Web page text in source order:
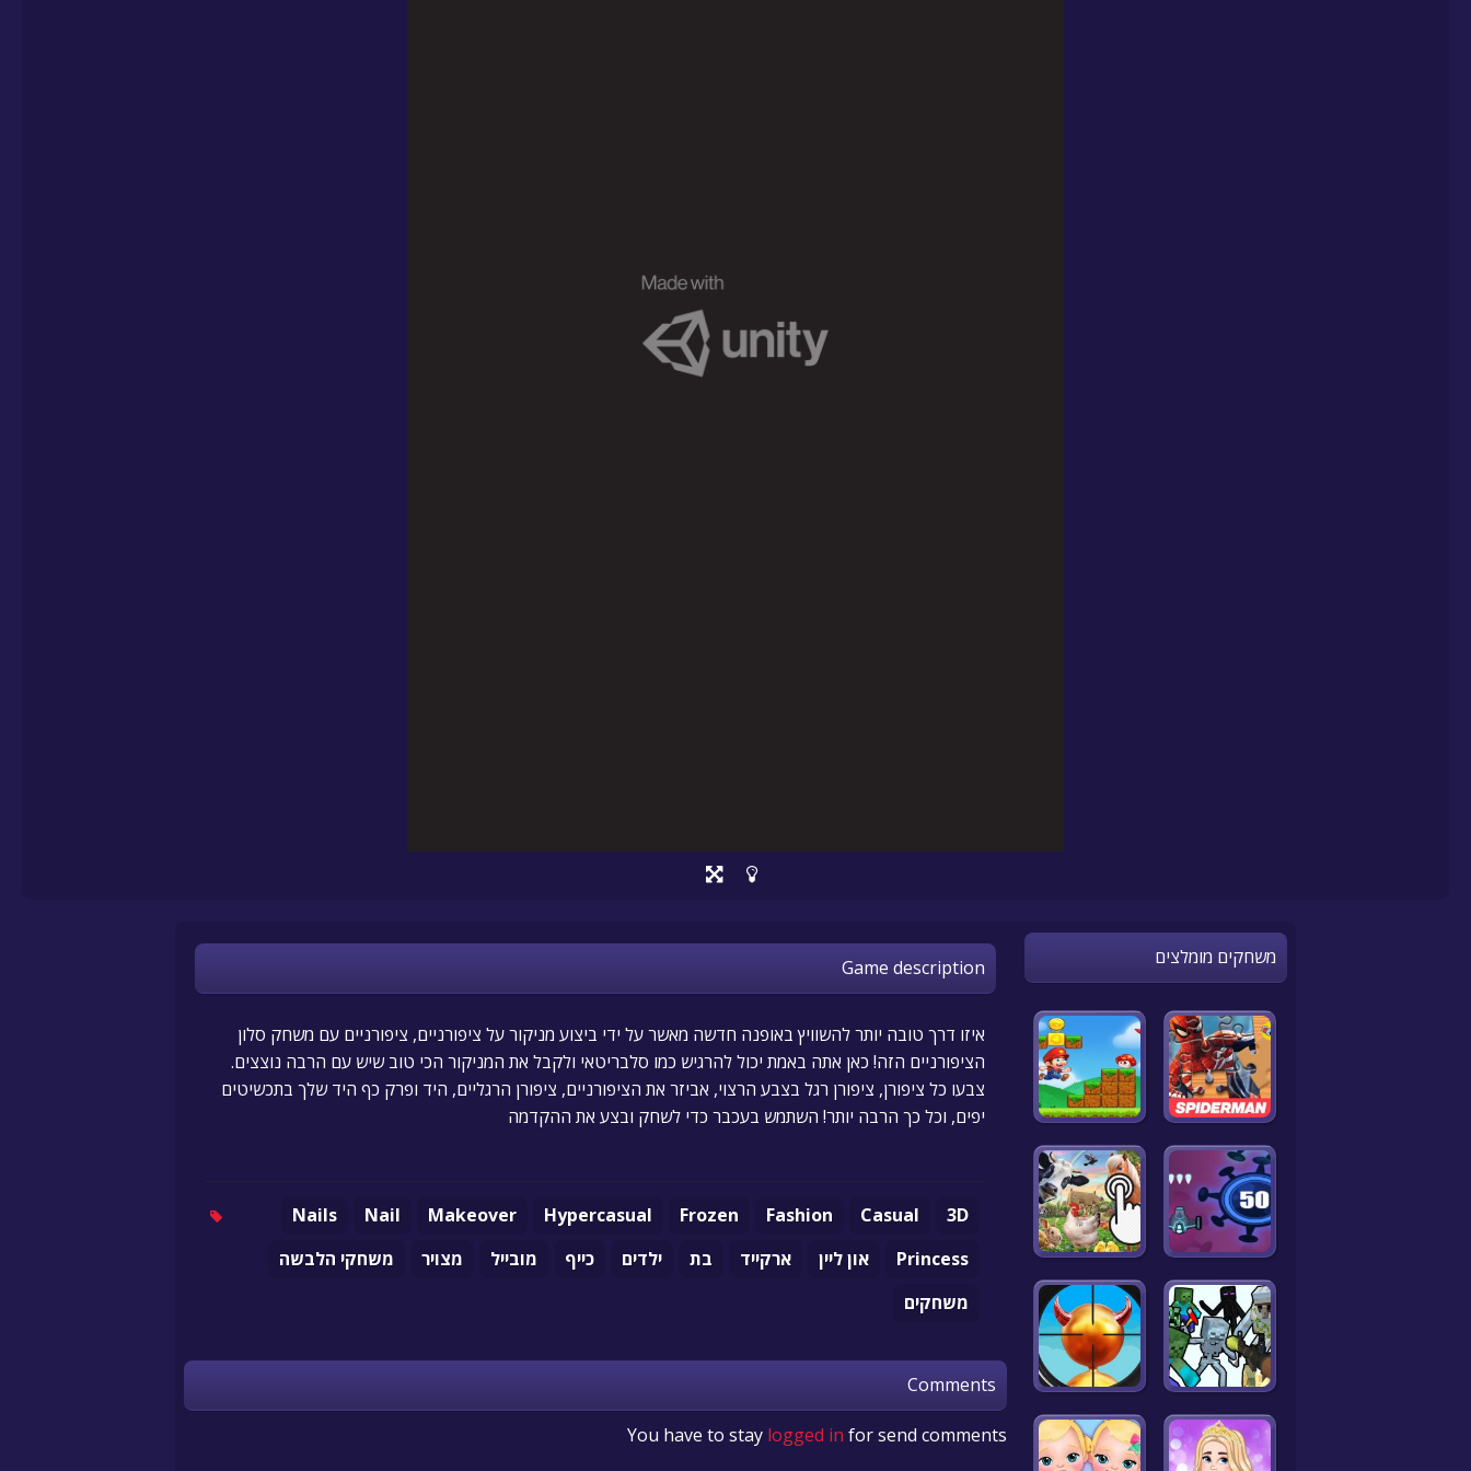
Game description
איזו דרך טובה יותר להשוויץ באופנה חדשה מאשר על ידי ביצוע מניקור על ציפורניים, ציפורניים עם משחק סלון
הציפורניים הזה! כאן אתה באמת יכול להרגיש כמו סלבריטאי ולקבל את המניקור הכי טוב שיש עם הרבה נוצצים.
צבעו כל ציפורן, ציפורן רגל בצבע הרצוי, אביזר את הציפורניים, ציפורן הרגליים, היד ופרק כף היד שלך בתכשיטים
יפים, וכל כך הרבה יותר! השתמש בעכבר כדי לשחק ובצע את ההקדמה
3D
Casual
Fashion
Frozen
Hypercasual
Makeover
Nail
Nails
Princess
און ליין ארקייד בת ילדים כייף מובייל מצויר
משחקי הלבשה
משחקים
Comments
You have to stay logged in for send comments
משחקים מומלצים